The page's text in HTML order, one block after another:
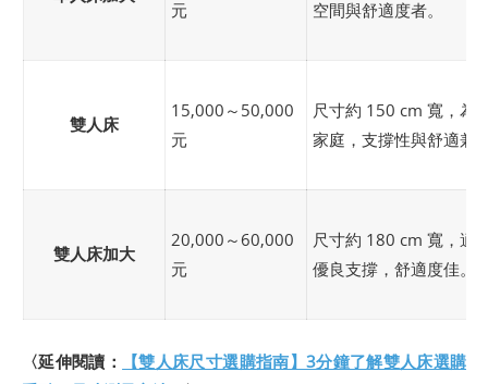
元
空間與舒適度者。
雙人床
15,000～50,000
元
尺寸約 150 cm 寬，為
家庭，支撐性與舒適兼
雙人床加大
20,000～60,000
元
尺寸約 180 cm 寬，適
優良支撐，舒適度佳。
〈延伸閱讀：
【雙人床尺寸選購指南】3分鐘了解雙人床選購